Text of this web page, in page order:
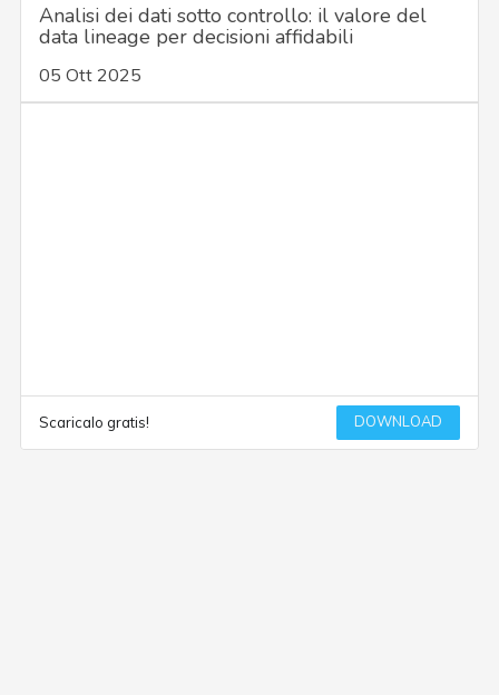
Analisi dei dati sotto controllo: il valore del
data lineage per decisioni affidabili
05 Ott 2025
Scaricalo gratis! DOWNLOAD